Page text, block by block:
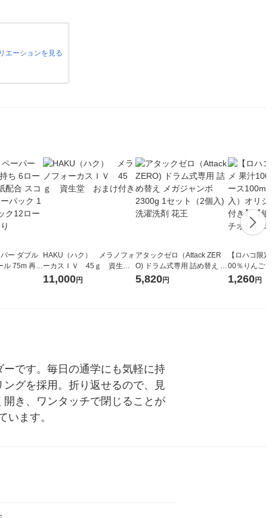
エーションを見る
ー ダブル
再生
フラワー
HAKU（ハク） メラノフォ
ーカスＩＶ 45ｇ 資生
堂 おまけ付き
11,000円
アタックゼロ（Attack ZER
O) ドラム式専用 詰め替え メ
ガジャンボ 2300g 1セット
5,820円
【ロハコ限定
00％りんごジ
箱（18本入）
1,260円
です。毎日の通学にも気軽に持
グを採用。折り返せるので、見
き、ワンタッチで閉じることが
います。